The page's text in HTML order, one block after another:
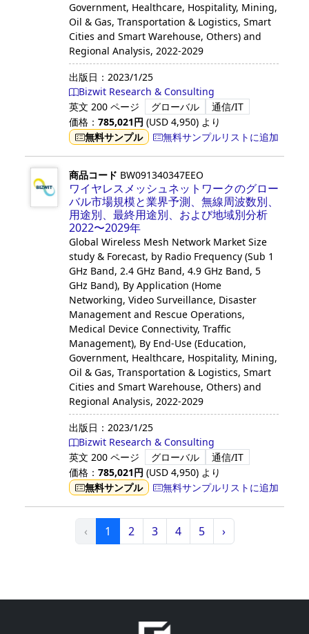
Government, Healthcare, Hospitality, Mining,
Oil & Gas, Transportation & Logistics, Smart
Cities and Smart Warehouse, Others) and
Regional Analysis, 2022-2029
出版日： 2023/1/25
Bizwit Research & Consulting
英文 200 ページ グローバル
通信/IT
価格： 785,021円 (USD 4,950) より
無料サンプル
無料サンプルリストに追加
商品コード BW091340347EEO
ワイヤレスメッシュネットワークのグロー
バル市場規模と業界予測、無線周波数別、
用途別、最終用途別、および地域別分析
2022〜2029年
Global Wireless Mesh Network Market Size
study & Forecast, by Radio Frequency (Sub 1
GHz Band, 2.4 GHz Band, 4.9 GHz Band, 5
GHz Band), By Application (Home
Networking, Video Surveillance, Disaster
Management and Rescue Operations,
Medical Device Connectivity, Traffic
Management), By End-Use (Education,
Government, Healthcare, Hospitality, Mining,
Oil & Gas, Transportation & Logistics, Smart
Cities and Smart Warehouse, Others) and
Regional Analysis, 2022-2029
出版日： 2023/1/25
Bizwit Research & Consulting
英文 200 ページ グローバル
通信/IT
価格： 785,021円 (USD 4,950) より
無料サンプル
無料サンプルリストに追加
‹ 1 2 3 4 5 ›